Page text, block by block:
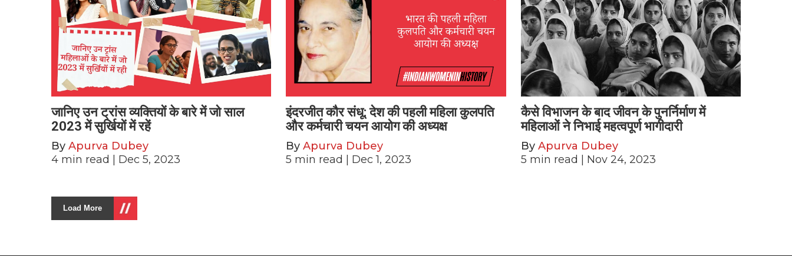
जानिए उन ट्रांस व्यक्तियों के बारे में जो साल
2023 में सुर्खियों में रहें
By Apurva Dubey
4 min read | Dec 5, 2023
इंदरजीत कौर संधू: देश की पहली महिला कुलपति
और कर्मचारी चयन आयोग की अध्यक्ष
ByApurva Dubey
5 min read | Dec 1, 2023
कैसे विभाजन के बाद जीवन के पुनर्निर्माण में
महिलाओं ने निभाई महत्वपूर्ण भागीदारी
By Apurva Dubey
5 min read | Nov 24, 2023
Load More